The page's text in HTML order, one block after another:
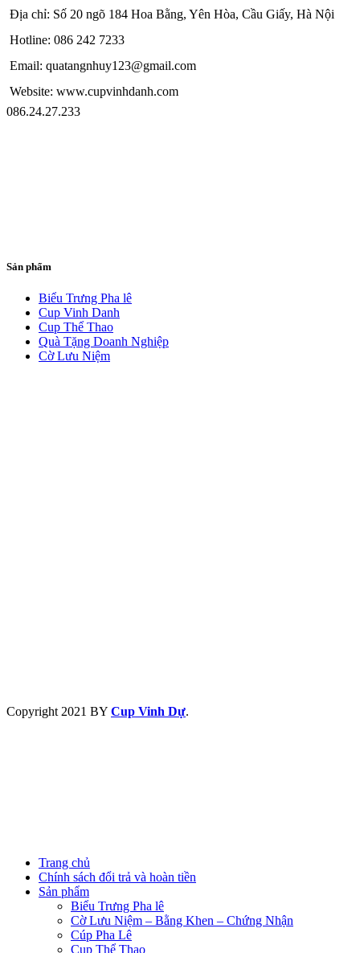
Địa chỉ: Số 20 ngõ 184 Hoa Bằng, Yên Hòa, Cầu Giấy, Hà Nội
Hotline: 086 242 7233
Email: quatangnhuy123@gmail.com
Website: www.cupvinhdanh.com
086.24.27.233
Sản phẩm
Biểu Trưng Pha lê
Cup Vinh Danh
Cup Thể Thao
Quà Tặng Doanh Nghiệp
Cờ Lưu Niệm
Copyright 2021 BY Cup Vinh Dự.
Trang chủ
Chính sách đổi trả và hoàn tiền
Sản phẩm
Biểu Trưng Pha lê
Cờ Lưu Niệm – Bằng Khen – Chứng Nhận
Cúp Pha Lê
Cup Thể Thao